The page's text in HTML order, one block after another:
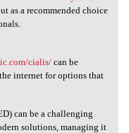
as a recommended choice
cialis/can be
internet for options that
can be a challenging
solutions, managing it